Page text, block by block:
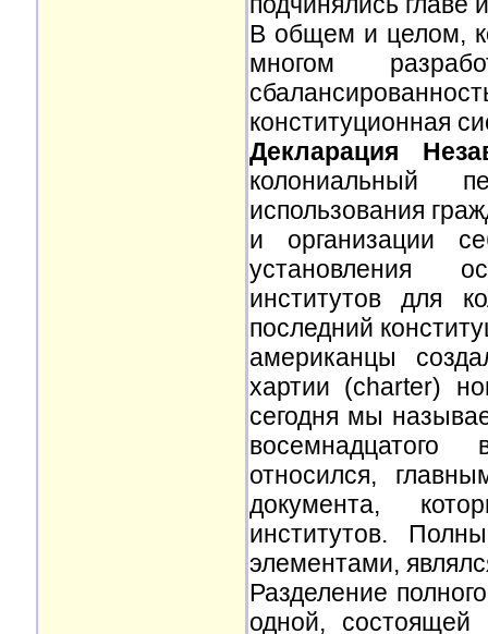
В общем и целом,
многом
конституционная
Декларация
колониальный
использования
и организации
установления
институтов для
последний
американцы
хартии (charter)
сегодня мы
относился,
документа,
институтов.
элементами,
Разделение
одной,